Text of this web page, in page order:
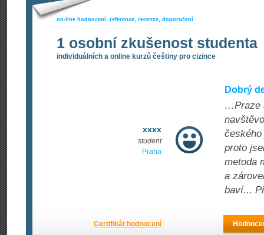
on-line hodnocení, reference, recenze, doporučení
1 osobní zkušenost studenta
individuálních a online kurzů češtiny pro cizince
xxxx
student
Praha
Dobrý
…Praze
proto
metoda
a
baví...
Certifikát hodnocení